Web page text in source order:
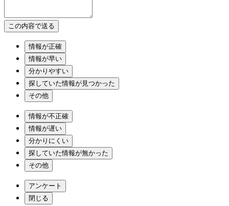
情報が正確
情報が早い
分かりやすい
探していた情報が見つかった
その他
情報が不正確
情報が遅い
分かりにくい
探していた情報が無かった
その他
アンケート
閉じる